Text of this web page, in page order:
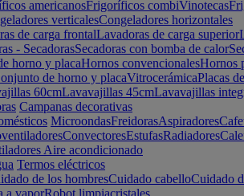
americanosFrigoríficos combiVinotecas
verticalesCongeladores horizontales
de carga frontalLavadoras de carga superior
- SecadorasSecadoras con bomba de calor
horno y placaHornos convencionalesHornos
de horno y placaVitrocerámicaPlacas
60cmLavavajillas 45cmLavavajillas
Campanas decorativas
MicroondasFreidorasAspiradores
ConvectoresEstufasRadiadores
Aire acondicionado
Termos eléctricos
de los hombresCuidado cabelloCuidado
a vaporRobot limpiacristales